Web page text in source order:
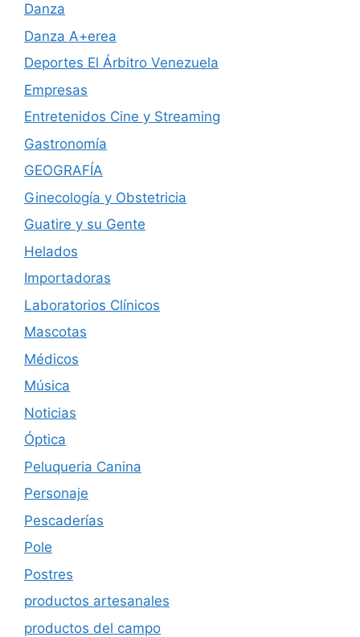
Danza
Danza A+erea
Deportes El Árbitro Venezuela
Empresas
Entretenidos Cine y Streaming
Gastronomía
GEOGRAFÍA
Ginecología y Obstetricia
Guatire y su Gente
Helados
Importadoras
Laboratorios Clínicos
Mascotas
Médicos
Música
Noticias
Óptica
Peluqueria Canina
Personaje
Pescaderías
Pole
Postres
productos artesanales
productos del campo